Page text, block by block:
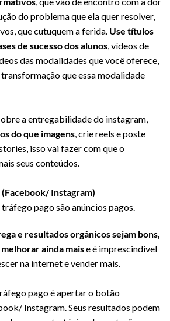
do problema que ela quer resolver,
que cutuquem a ferida. Use títulos
de sucesso dos alunos, vídeos de
das modalidades que você oferece,
que essa modalidade
a entregabilidade do instagram,
do que imagens, crie reels e poste
isso vai fazer com que o
seus conteúdos.
Instagram)
pago são anúncios pagos.
e resultados orgânicos sejam bons,
ainda maise é imprescindível
na internet e vender mais.
pago é apertar o botão
Instagram. Seus resultados podem